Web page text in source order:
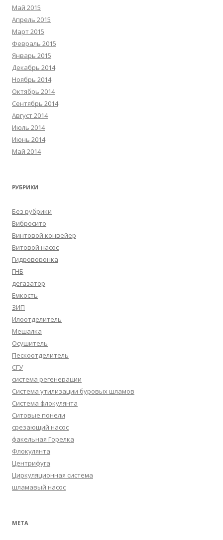
Май 2015
Апрель 2015
Март 2015
Февраль 2015
Январь 2015
Декабрь 2014
Ноябрь 2014
Октябрь 2014
Сентябрь 2014
Август 2014
Июль 2014
Июнь 2014
Май 2014
РУБРИКИ
Без рубрики
Вибросито
Винтовой конвейер
Витовой насос
Гидроворонка
ГНБ
дегазатор
Ёмкость
ЗИП
Илоотделитель
Мешалка
Осушитель
Пескоотделитель
СГУ
система регенерации
Система утилизации буровых шламов
Система флокулянта
Ситовые понели
срезающий насос
факельная Горелка
Флокулянта
Центрифуга
Циркуляционная система
шламавый насос
МЕТА